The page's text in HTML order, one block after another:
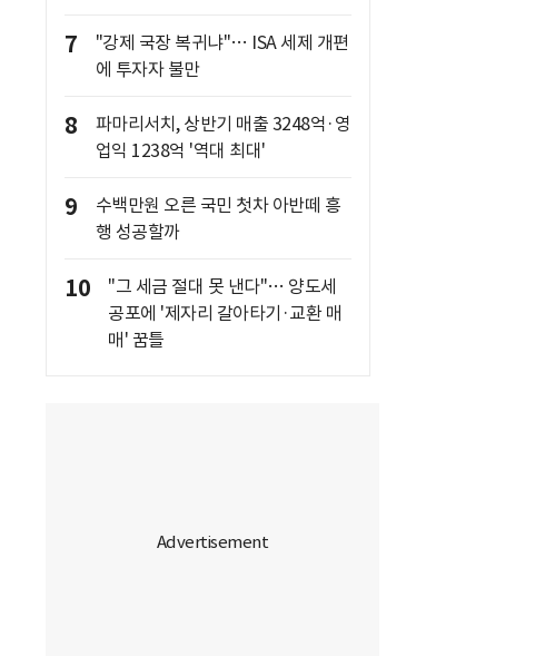
7
"강제 국장 복귀냐"… ISA 세제 개편
에 투자자 불만
8
파마리서치, 상반기 매출 3248억·영
업익 1238억 '역대 최대'
9
수백만원 오른 국민 첫차 아반떼 흥
행 성공할까
10
"그 세금 절대 못 낸다"… 양도세
공포에 '제자리 갈아타기·교환 매
매' 꿈틀